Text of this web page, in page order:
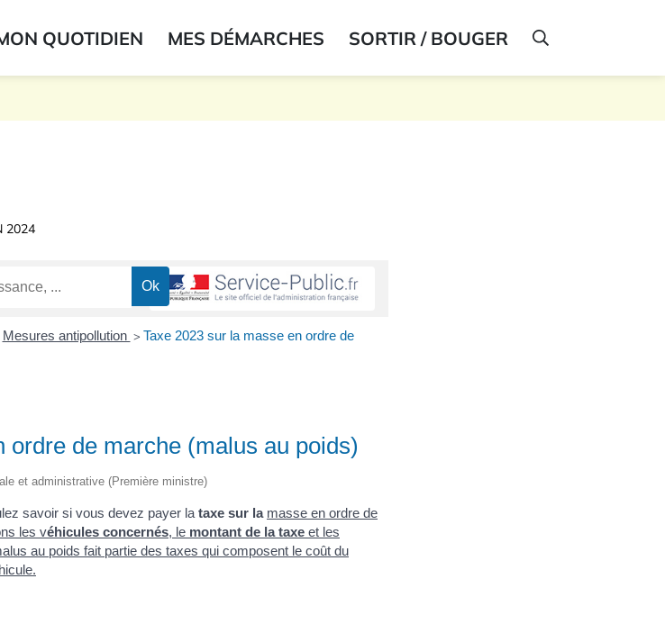
QUOTIDIEN MES DÉMARCHES SORTIR / BOUGER AFFICHER LA
2024
Mesures antipollution > Taxe 2023 sur la masse en ordre de
ordre de marche (malus au poids)
et administrative (Première ministre)
savoir si vous devez payer la taxe sur la masse en ordre de
les véhicules concernés, le montant de la taxe et les
au poids fait partie des taxes qui composent le coût du